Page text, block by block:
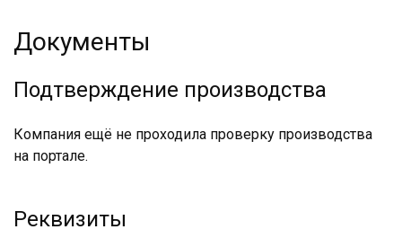
Документы
Подтверждение производства
Компания ещё не проходила проверку производства
на портале.
Реквизиты